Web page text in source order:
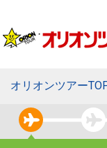
オリオンツアー